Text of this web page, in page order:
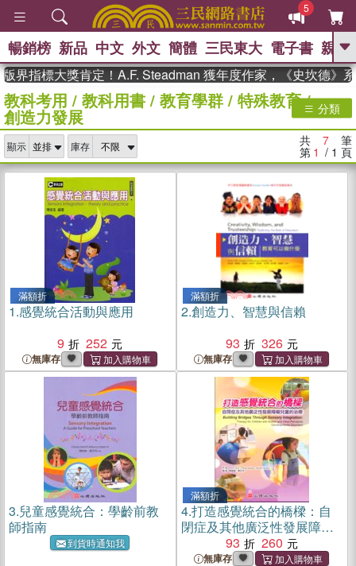
5
GO
熱搜： 東野圭吾 、 The Odyssey 、
、 如果歷史是一群喵 、 暑期
推薦 、 國際布克獎 臺灣漫遊錄 、 方
、 數學女
孩：黎曼猜想 、 偉大的迷走神經
暢銷榜 新品 中文 外文 簡體 三民東大 電子書 親子
界指標大獎肯定！A.F. Steadman 獲年度作家，《史坎德》系
教科考用 / 教科用書/ 教育學群/ 特殊教育/
創造力發展 分類
顯示 庫存 共 7 筆
第 1 / 1 頁
滿額折
1.感覺統合活動與應用
9
252
無庫存
滿額折
2.創造力、智慧與信賴
93
326
無庫存
3.兒童感覺統合：學齡前教
師指南
到貨時通知我
滿額折
4.打造感覺統合的橋樑：自
閉症及其他廣泛性發展障礙
兒童的治療
93 260
無庫存